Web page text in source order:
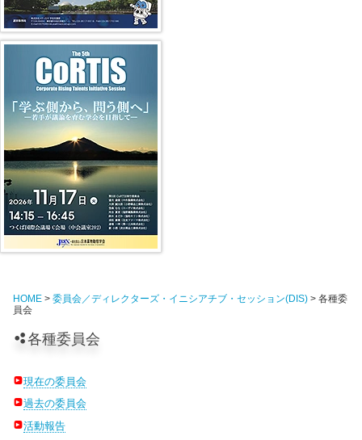
第5回 CoRTIS
HOME > 委員会／ディレクターズ・イニシアチブ・セッション(DIS) > 各種委
員会
各種委員会
現在の委員会
過去の委員会
活動報告